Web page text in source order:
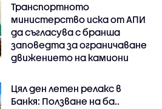
Транспортното
министерство иска от АПИ
да съгласува с бранша
заповедта за ограничаване
движението на камиони
Цял ден летен релакс в
Банкя: Ползване на ба..